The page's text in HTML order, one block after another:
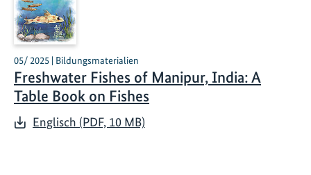
05/ 2025 | Bildungsmaterialien
Freshwater Fishes of Manipur, India: A
Table Book on Fishes
Englisch (PDF, 10 MB)